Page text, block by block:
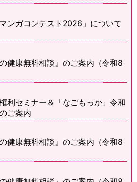
ンガコンテスト2026」について
健康無料相談』のご案内（令和8
利セミナー＆「なごもっか」令和
ご案内
健康無料相談』のご案内（令和8